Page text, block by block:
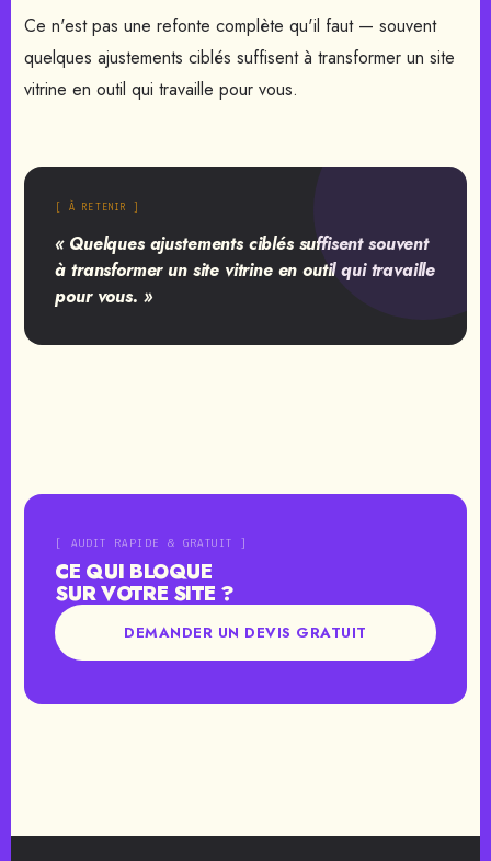
Ce n'est pas une refonte complète qu'il faut — souvent
quelques ajustements ciblés suffisent à transformer un site
vitrine en outil qui travaille pour vous.
[ À RETENIR ]
« Quelques ajustements ciblés suffisent souvent
à transformer un site vitrine en outil qui travaille
pour vous. »
[ AUDIT RAPIDE & GRATUIT ]
CE QUI BLOQUE
SUR VOTRE SITE ?
DEMANDER UN DEVIS GRATUIT